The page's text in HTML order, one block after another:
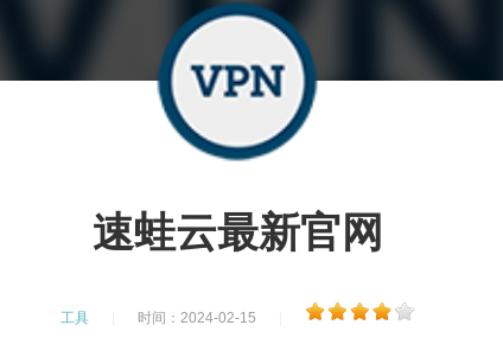
速蛙云最新官网
工具 时间：2024-02-15